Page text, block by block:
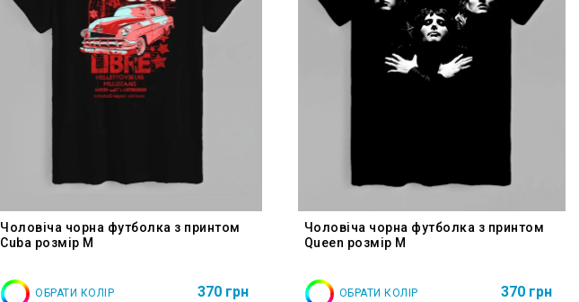
Чоловіча чорна футболка з принтом
Cuba розмір M
ОБРАТИ КОЛІР 370 грн
Чоловіча чорна футболка з принтом
Queen розмір M
ОБРАТИ КОЛІР 370 грн